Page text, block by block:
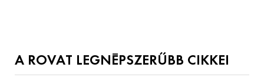
A ROVAT LEGNÉPSZERŰBB CIKKEI